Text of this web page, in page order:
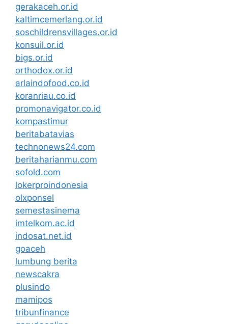
gerakaceh.or.id
kaltimcemerlang.or.id
soschildrensvillages.or.id
konsuil.or.id
bigs.or.id
orthodox.or.id
arlaindofood.co.id
koranriau.co.id
promonavigator.co.id
kompastimur
beritabatavias
technonews24.com
beritaharianmu.com
sofold.com
lokerproindonesia
olxponsel
semestasinema
imtelkom.ac.id
indosat.net.id
goaceh
lumbung berita
newscakra
plusindo
mamipos
tribunfinance